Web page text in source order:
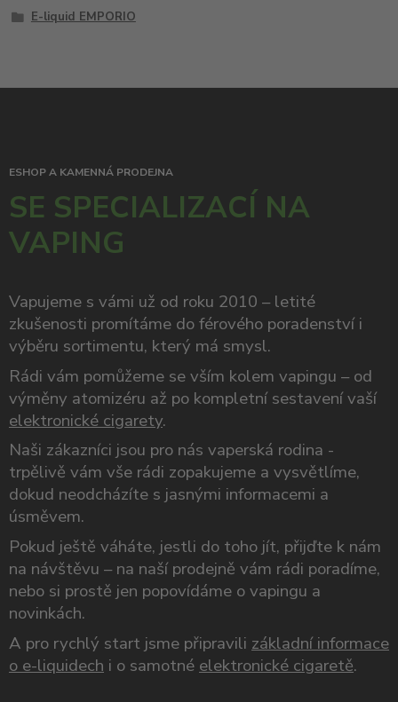
E-liquid EMPORIO
ESHOP A KAMENNÁ PRODEJNA
SE SPECIALIZACÍ NA
VAPING
Vapujeme s vámi už od roku 2010 – letité
zkušenosti promítáme do férového poradenství i
výběru sortimentu, který má smysl.
Rádi vám pomůžeme se vším kolem vapingu – od
výměny atomizéru až po kompletní sestavení vaší
elektronické cigarety.
Naši zákazníci jsou pro nás vaperská rodina -
trpělivě vám vše rádi zopakujeme a vysvětlíme,
dokud neodcházíte s jasnými informacemi a
úsměvem.
Pokud ještě váháte, jestli do toho jít, přijďte k nám
na návštěvu – na naší prodejně vám rádi poradíme,
nebo si prostě jen popovídáme o vapingu a
novinkách.
A pro rychlý start jsme připravili základní informace
o e-liquidech i o samotné elektronické cigaretě.